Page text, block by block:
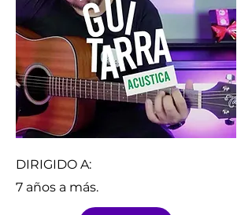
DIRIGIDO A:
7 años a más.